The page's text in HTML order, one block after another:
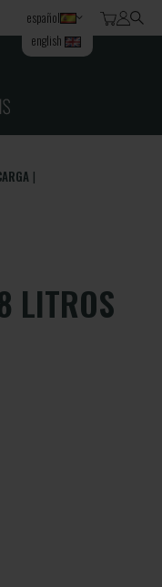
español
english
LITROS